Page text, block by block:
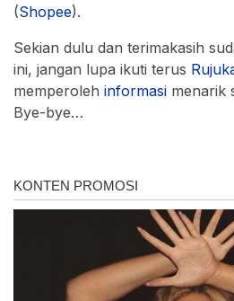
(Shopee).
Sekian dulu dan terimakasih
ini, jangan lupa ikuti terus
memperoleh informasi menarik
Bye-bye…